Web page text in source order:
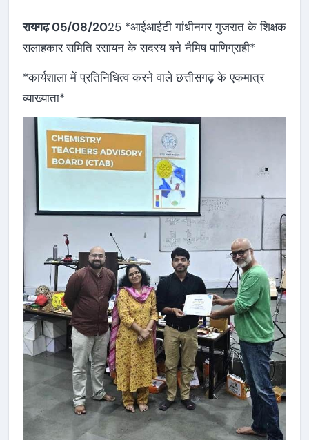
रायगढ़ 05/08/2025 *आईआईटी गांधीनगर गुजरात के शिक्षक
सलाहकार समिति रसायन के सदस्य बने नैमिष पाणिग्राही*
*कार्यशाला में प्रतिनिधित्व करने वाले छत्तीसगढ़ के एकमात्र
व्याख्याता*